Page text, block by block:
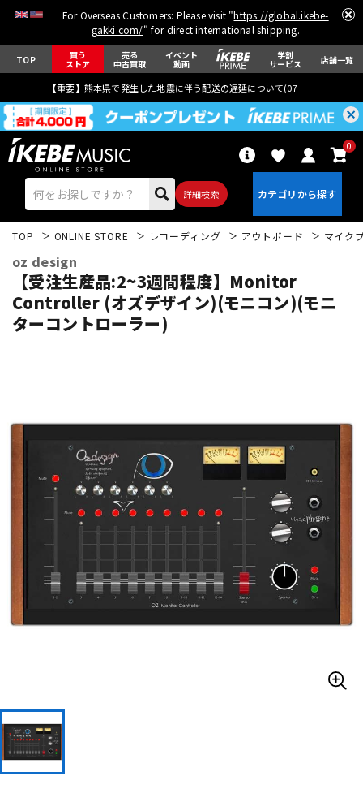
For Overseas Customers: Please visit "https://global.ikebe-
gakki.com/" for direct international shipping.
TOP 買う
ストア
売る
中古買取
イベント
動画
学割
サービス 店舗一覧
【重要】熊本県で発生した地震に伴う配送の遅延について(07月29日
詳細検索
0
エレキギター
ドラム パーカッション
キーボード 電子ピアノ
管楽器 その他楽器
アンプ エフェクター
TOP ONLINE STORE レコーディング アウトボード マイク
oz design
【受注生産品:2~3週間程度】Monitor
Controller (オズデザイン)(モニコン)(モニ
ターコントローラー)